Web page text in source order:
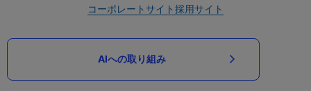
コーポレートサイト採用サイト
AIへの取り組み